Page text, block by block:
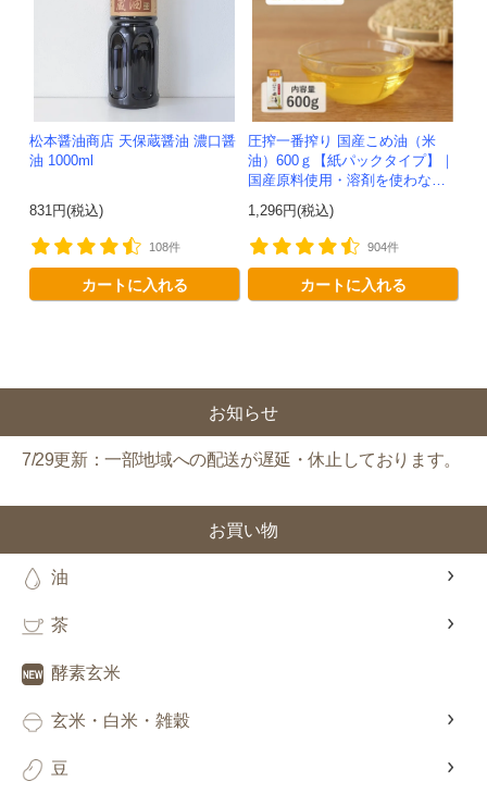
松本醤油商店 天保蔵醤油 濃口醤
油 1000ml
831円(税込)
108件
カートに入れる
圧搾一番搾り 国産こめ油（米
油）600ｇ【紙パックタイプ】｜
国産原料使用・溶剤を使わない
で抽出した安心安全なこめ油
1,296円(税込)
904件
カートに入れる
お知らせ
7/29更新：一部地域への配送が遅延・休止しております。
お買い物
油
茶
酵素玄米
玄米・白米・雑穀
豆